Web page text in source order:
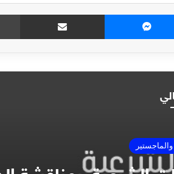
ماسنجر مشاركة عبر البريد